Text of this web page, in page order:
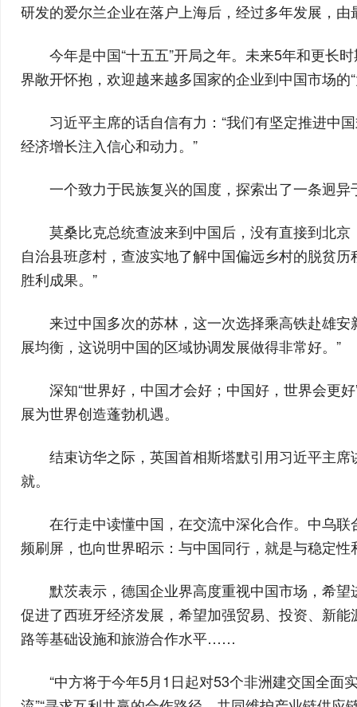
研发的爱尔兰企业在落户上海后，经过多年发展，
今年是中国“十五五”开局之年。未来5年和更长
界敞开怀抱，欢迎越来越多国家的企业到中国市场的“
习近平主席的话自信有力：“我们有坚定推进中
经济增长注入信心和动力。”
一个致力于民族复兴的国度，探索出了一条迥
莫桑比克总统查波来到中国后，没有直接到北
自治县班彦村，查波实地了解中国偏远乡村的脱贫
胜利成果。”
来过中国多次的苏林，这一次选择乘高铁赴雄
展均衡，这说明中国的区域协调发展做得非常好。”
深知“世界好，中国才会好；中国好，世界会更
展为世界创造蓬勃机遇。
结束访华之际，英国首相斯塔默引用习近平主
就。
在行走中读懂中国，在交流中深化合作。中乌
频刷屏，也向世界昭示：与中国同行，就是与稳定
默茨表示，德国企业界高度重视中国市场，希
促进了西班牙经济发展，希望加强贸易、投资、新
路等基础设施和旅游合作水平……
“中方将于今年5月1日起对53个非洲建交国全面